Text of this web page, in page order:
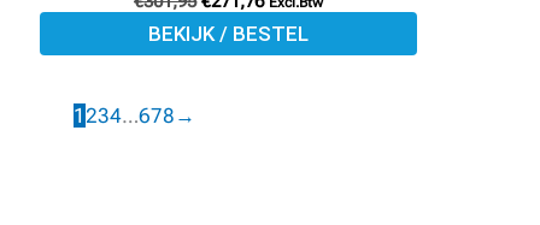
BEKIJK / BESTEL
1 234…678 →